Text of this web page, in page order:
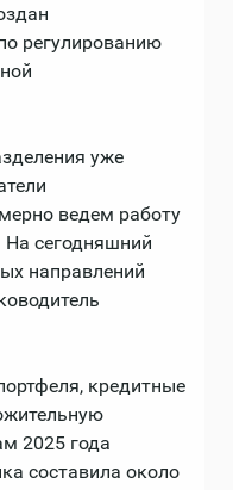
регулированию
уже
ведем работу
На сегодняшний
направлений
кредитные
2025 года
составила около